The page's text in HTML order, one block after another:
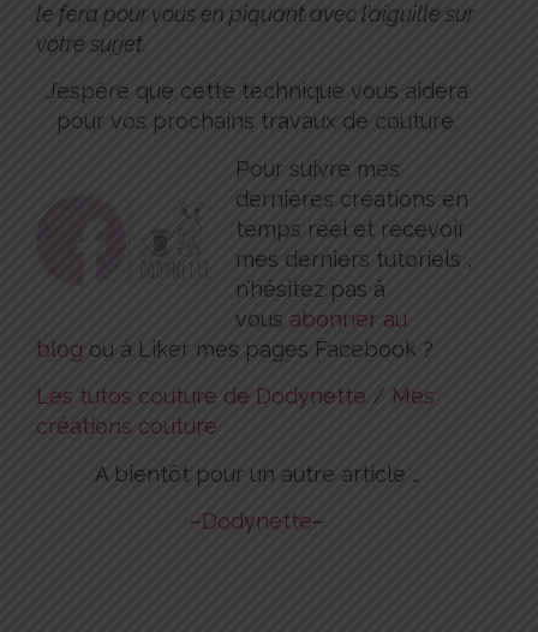
le fera pour vous en piquant avec l’aiguille sur
votre surjet.
J’espère que cette technique vous aidera
pour vos prochains travaux de couture.
Pour suivre mes
dernières créations en
temps réel et recevoir
mes derniers tutoriels ,
n’hésitez pas à
vous abonner au
blog ou à Liker mes pages Facebook ?
Les tutos couture de Dodynette / Mes
créations couture
A bientôt pour un autre article …
–Dodynette–